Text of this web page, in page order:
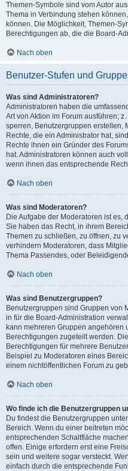
Themen-Symbole sind vom Autor
Thema in Verbindung stehen
können. Die Möglichkeit, Themen-
Berechtigungen ab, die die Board-
Nach oben
Benutzer-Stufen und
Was sind Administratoren?
Administratoren haben die
Art von Aktion im Forum ausführen;
sperren, Benutzergruppen erstellen,
Rechte, die ein Administrator hat,
Rechte ihnen ein Gründer des
hat. Administratoren können auch
wenn ihnen das entsprechende
Nach oben
Was sind Moderatoren?
Die Aufgabe der Moderatoren ist es,
Sie haben das Recht, in ihrem
Themen zu schließen, zu öffnen, zu
verhindern Moderatoren, dass
Thema Passendes, oder
Nach oben
Was sind Benutzergruppen?
Benutzergruppen sind Gruppen von
in für die Board-Administration
kann mehreren Gruppen angehören
Berechtigungen zugeteilt werden.
Berechtigungen für mehrere
Beispiel zu Moderatoren eines
einem nichtöffentlichen Forum zu
Nach oben
Wo finde ich die Benutzergruppen
Du findest die Benutzergruppen
Bereich. Wenn du einer beitreten
entsprechenden Schaltfläche
offen. Einige erfordern erst eine
sein und weitere sogar versteckt.
einfach durch die entsprechende